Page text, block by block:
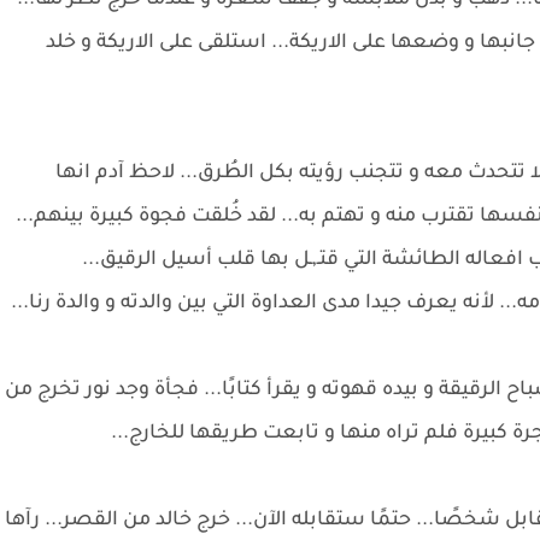
و وضعها على الاريكة... استلقى على الاريكة و خلد
معه و تتجنب رؤيته بكل الطُرق... لاحظ آدم انها
تقترب منه و تهتم به... لقد خُلقت فجوة كبيرة بينهم...
الطائشة التي قتـ,ـل بها قلب أسيل الرقيق...
لأنه يعرف جيدا مدى العداوة التي بين والدته و والدة رنا...
و بيده قهوته و يقرأ كتابًا... فجأة وجد نور تخرج من
فلم تراه منها و تابعت طريقها للخارج...
شخصًا... حتمًا ستقابله الآن... خرج خالد من القصر... رآها